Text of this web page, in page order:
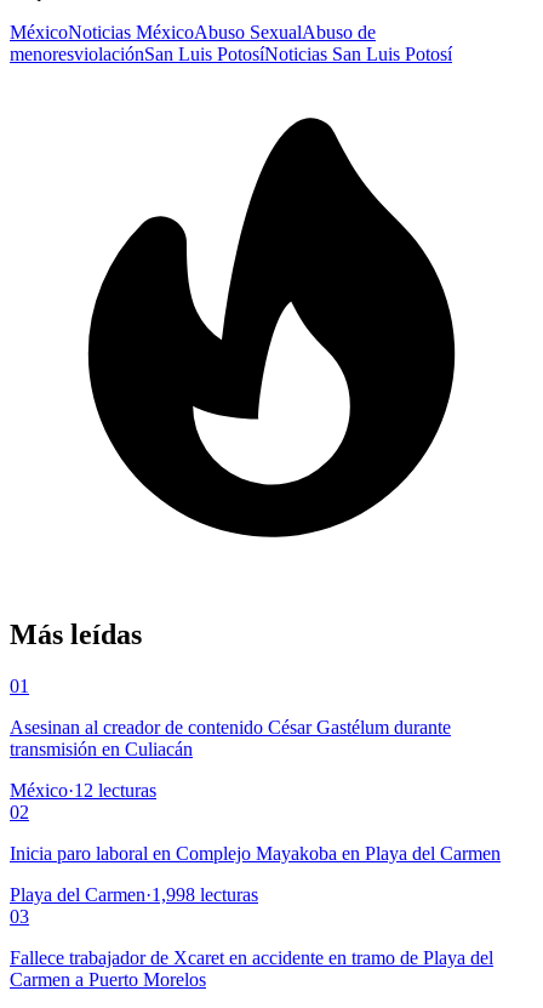
MéxicoNoticias MéxicoAbuso SexualAbuso de
menoresviolaciónSan Luis PotosíNoticias San Luis Potosí
Más leídas
01
Asesinan al creador de contenido César Gastélum durante
transmisión en Culiacán
México·12 lecturas
02
Inicia paro laboral en Complejo Mayakoba en Playa del Carmen
Playa del Carmen·1,998 lecturas
03
Fallece trabajador de Xcaret en accidente en tramo de Playa del
Carmen a Puerto Morelos